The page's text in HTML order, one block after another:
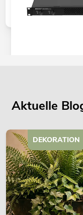
345,00€
Aktuelle
DEKORATION